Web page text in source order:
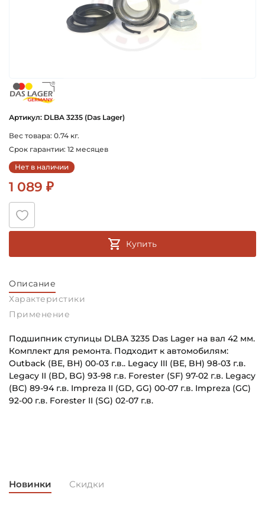
Артикул: DLBA 3235 (Das Lager)
Вес товара: 0.74 кг.
Срок гарантии: 12 месяцев
Нет в наличии
1 089 ₽
Купить
Описание
Характеристики
Применение
Подшипник ступицы DLBA 3235 Das Lager на вал 42 мм.
Комплект для ремонта. Подходит к автомобилям:
Outback (BE, BH) 00-03 г.в.. Legacy III (BE, BH) 98-03 г.в.
Legacy II (BD, BG) 93-98 г.в. Forester (SF) 97-02 г.в. Legacy
(BC) 89-94 г.в. Impreza II (GD, GG) 00-07 г.в. Impreza (GC)
92-00 г.в. Forester II (SG) 02-07 г.в.
Ширина внутреннего кольца (B):
Новинки Скидки